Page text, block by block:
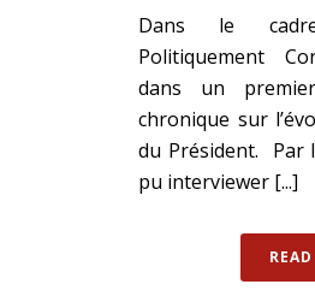
Dans le
Politiquement
dans un
chronique sur
du Président. Par
pu interviewer [...]